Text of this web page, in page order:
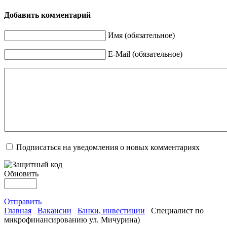
Добавить комментарий
Имя (обязательное)
E-Mail (обязательное)
Подписаться на уведомления о новых комментариях
Обновить
Отправить
Главная
Вакансии Банки, инвестиции
Специалист по
микрофинансированию ул. Мичурина)